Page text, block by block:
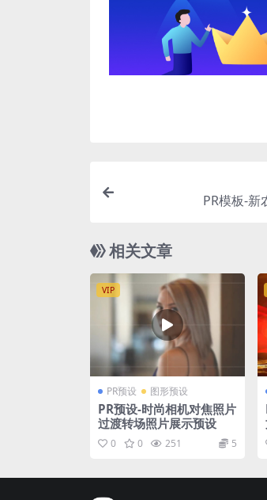
PR模板-新
相关文章
VIP
PR预设 图形预设
PR预设-时尚相机对焦照片
过渡转场照片展示预设
0 0 251 5